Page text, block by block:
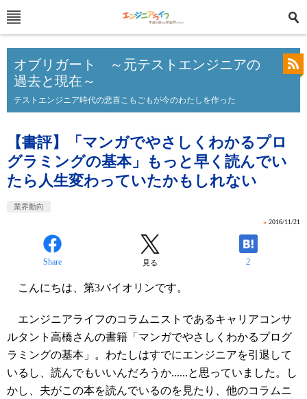
オブリガート ～元テストエンジニアの
過去と現在～
テストエンジニア時代の悲喜こもごもが今のわたしを作った
【書評】「マンガでやさしくわかるプロ
グラミングの基本」もっと早く読んでい
たら人生変わっていたかもしれない
業界動向
» 2016/11/21
Share 見る 2
こんにちは、第3バイオリンです。
エンジニアライフのコラムニストであるキャリアコンサ
ルタント高橋さんの書籍「マンガでやさしくわかるプログ
ラミングの基本」。わたしはすでにエンジニアを引退して
いるし、読んでもいいんだろうか......と思っていました。し
かし、夫がこの本を読んでいるのを見たり、他のコラムニ